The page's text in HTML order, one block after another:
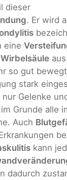
dieser
. Er wird
eine
so gut
stark
Gelenke
Grunde alle
Auch
kann
dadurch